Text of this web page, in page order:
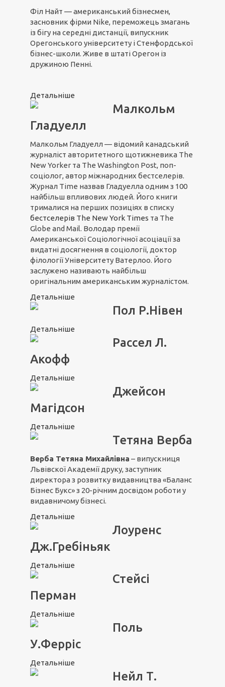
Філ Найт — американський бізнесмен,
засновник фірми Nike, переможець змагань
із бігу на середні дистанції, випускник
Орегонського університету і Стенфордської
бізнес-школи. Живе в штаті Орегон із
дружиною Пенні.
Детальніше
Малкольм
Гладуелл
Малкольм Гладуелл — відомий канадський
журналіст авторитетного щотижневика The
New Yorker та The Washington Post, поп-
соціолог, автор міжнародних бестселерів.
Журнал Time назвав Гладуелла одним з 100
найбільш впливових людей. Його книги
трималися на перших позиціях в списку
бестселерів The New York Times та The
Globe and Mail. Володар премії
Американської Соціологічної асоціації за
видатні досягнення в соціології, доктор
філології Університету Ватерлоо. Його
заслужено називають найбільш
оригінальним американським журналістом.
Детальніше
Пол Р.Нівен
Детальніше
Рассел Л.
Акофф
Детальніше
Джейсон
Магідсон
Детальніше
Тетяна Верба
Верба Тетяна Михайлівна – випускниця
Львівскої Академії друку, заступник
директора з розвитку видавництва «Баланс
Бізнес Букс» з 20-річним досвідом роботи у
видавничому бізнесі.
Детальніше
Лоуренс
Дж.Гребіньяк
Детальніше
Стейсі
Перман
Детальніше
Поль
У.Ферріс
Детальніше
Нейл Т.